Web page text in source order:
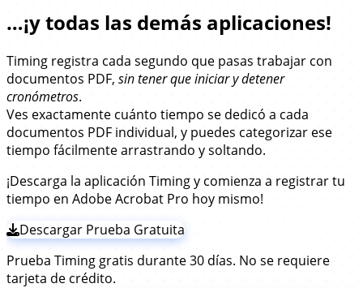
…¡y todas las demás aplicaciones!
Timing registra cada segundo que pasas trabajar con
documentos PDF, sin tener que iniciar y detener
cronómetros.
Ves exactamente cuánto tiempo se dedicó a cada
documentos PDF individual, y puedes categorizar ese
tiempo fácilmente arrastrando y soltando.
¡Descarga la aplicación Timing y comienza a registrar tu
tiempo en Adobe Acrobat Pro hoy mismo!
Descargar Prueba Gratuita
Prueba Timing gratis durante 30 días. No se requiere
tarjeta de crédito.